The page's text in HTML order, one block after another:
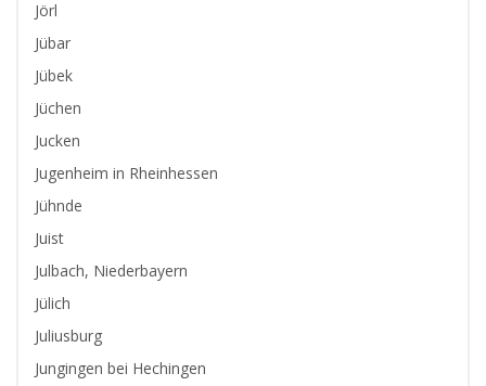
Jörl
Jübar
Jübek
Jüchen
Jucken
Jugenheim in Rheinhessen
Jühnde
Juist
Julbach, Niederbayern
Jülich
Juliusburg
Jungingen bei Hechingen